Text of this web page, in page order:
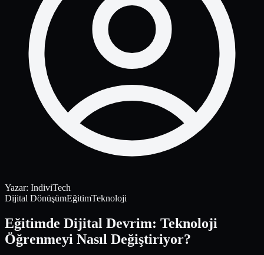
Yazar: IndiviTech
Dijital DönüşümEğitimTeknoloji
Eğitimde Dijital Devrim: Teknoloji
Öğrenmeyi Nasıl Değiştiriyor?